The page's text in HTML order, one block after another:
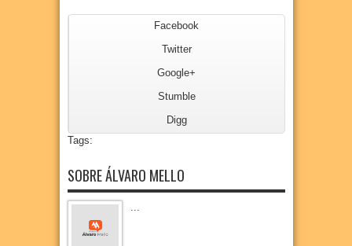
Facebook
Twitter
Google+
Stumble
Digg
Tags:
SOBRE ÁLVARO MELLO
...